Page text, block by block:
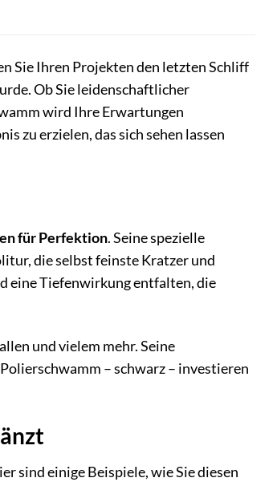
Sie Ihren Projekten den letzten Schliff
Ob Sie leidenschaftlicher
wird Ihre Erwartungen
zu erzielen, das sich sehen lassen
für Perfektion. Seine spezielle
die selbst feinste Kratzer und
eine Tiefenwirkung entfalten, die
und vielem mehr. Seine
– schwarz – investieren
sind einige Beispiele, wie Sie diesen